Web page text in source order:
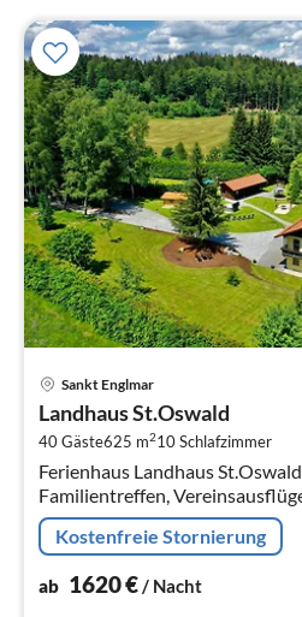
Sankt Englmar
Landhaus St.Oswald
40 Gäste625 m210Schlafzimmer
Ferienhaus Landhaus St.Oswald für Gruppenfeiern,
Familientreffen,
Kostenfreie Stornierung
ab 1620€/ Nacht